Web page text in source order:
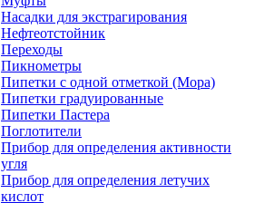
Насадки для экстрагирования
Нефтеотстойник
Переходы
Пикнометры
Пипетки с одной отметкой (Мора)
Пипетки градуированные
Пипетки Пастера
Поглотители
Прибор для определения активности
угля
Прибор для определения летучих
кислот